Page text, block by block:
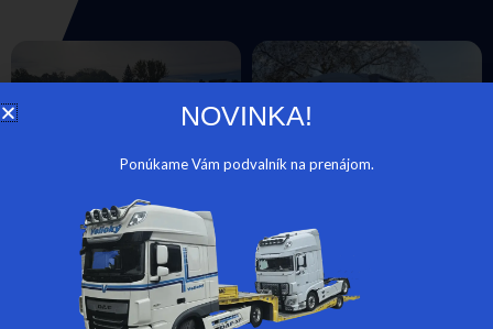
NOVINKA!
Ponúkame Vám podvalník na prenájom.